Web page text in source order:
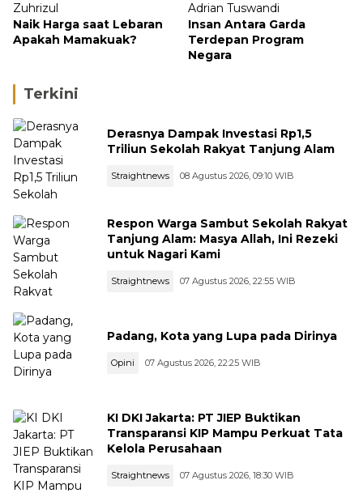
Zuhrizul
Naik Harga saat Lebaran
Apakah Mamakuak?
Adrian Tuswandi
Insan Antara Garda
Terdepan Program
Negara
Terkini
Derasnya Dampak Investasi Rp1,5
Triliun Sekolah Rakyat Tanjung Alam
Straightnews 08 Agustus 2026, 09:10 WIB
Respon Warga Sambut Sekolah Rakyat
Tanjung Alam: Masya Allah, Ini Rezeki
untuk Nagari Kami
Straightnews 07 Agustus 2026, 22:55 WIB
Padang, Kota yang Lupa pada Dirinya
Opini 07 Agustus 2026, 22:25 WIB
KI DKI Jakarta: PT JIEP Buktikan
Transparansi KIP Mampu Perkuat Tata
Kelola Perusahaan
Straightnews 07 Agustus 2026, 18:30 WIB